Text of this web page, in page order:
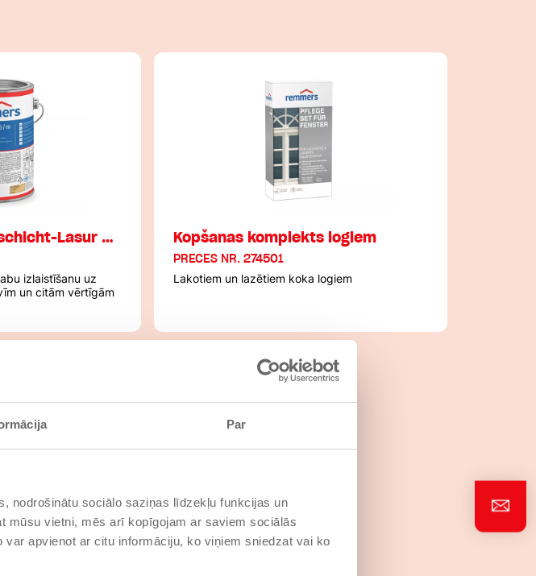
Par
nodrošinātu sociālo saziņas līdzekļu funkcijas un
mūsu vietni, mēs arī kopīgojam ar saviem sociālās
apvienot ar citu informāciju, ko viņiem sniedzat vai ko
Lasur …
izlaistīšanu uz
un citām vērtīgām
Kopšanas komplekts logiem
PRECES NR. 274501
Lakotiem un lazētiem koka logiem